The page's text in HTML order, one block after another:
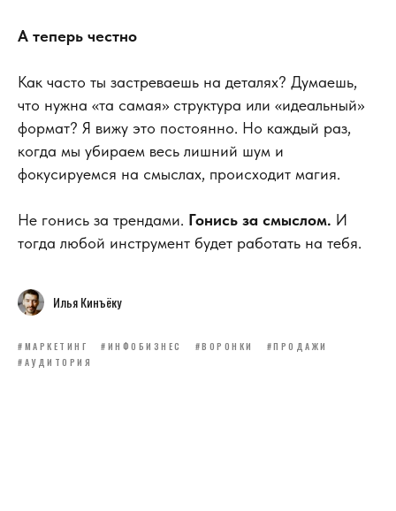
А теперь честно
Как часто ты застреваешь на деталях? Думаешь,
что нужна «та самая» структура или «идеальный»
формат? Я вижу это постоянно. Но каждый раз,
когда мы убираем весь лишний шум и
фокусируемся на смыслах, происходит магия.
Не гонись за трендами. Гонись за смыслом. И
тогда любой инструмент будет работать на тебя.
Илья Кинъёку
#МАРКЕТИНГ #ИНФОБИЗНЕС #ВОРОНКИ
#ПРОДАЖИ
#АУДИТОРИЯ